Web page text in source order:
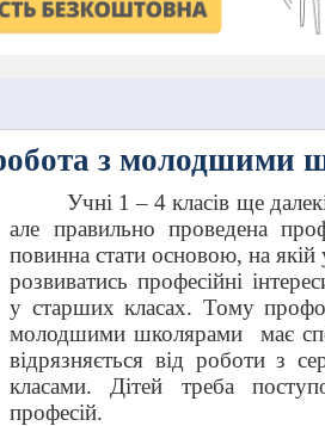
з молодшими
Учні 1 – 4 класів ще
але правильно проведена
повинна стати основою, на
розвиватись професійні
у старших класах. Тому
молодшими школярами
має
відрязняється від роботи з
класами. Дітей треба
професій.